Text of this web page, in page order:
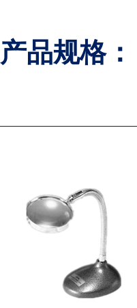
产品规格：